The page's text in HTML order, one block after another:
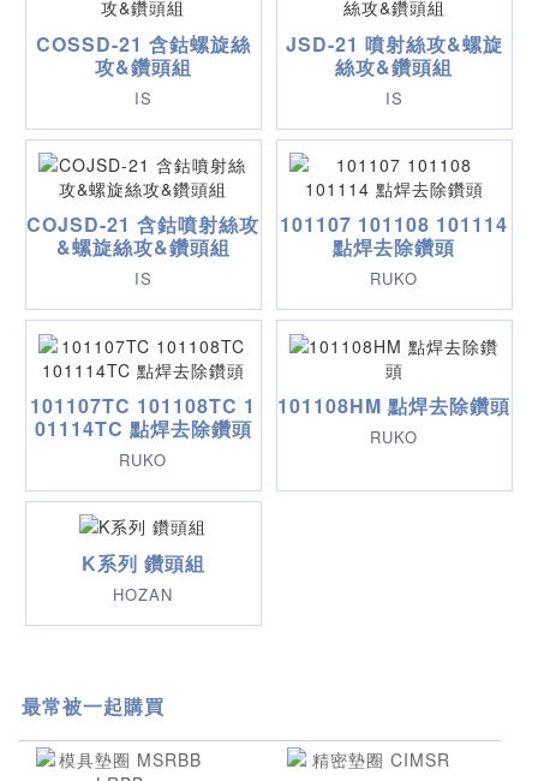
COSSD-21 含鈷螺旋絲
攻&鑽頭組
IS
JSD-21 噴射絲攻&螺旋
絲攻&鑽頭組
IS
COJSD-21 含鈷噴射絲攻
&螺旋絲攻&鑽頭組
IS
101107 101108 101114
點焊去除鑽頭
RUKO
101107TC 101108TC 1
01114TC 點焊去除鑽頭
RUKO
101108HM 點焊去除鑽頭
RUKO
K系列 鑽頭組
HOZAN
最常被一起購買